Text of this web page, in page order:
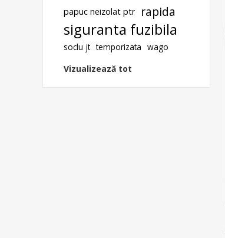
papuc neizolat ptr
rapida
siguranta fuzibila
soclu jt temporizata wago
Vizualizează tot